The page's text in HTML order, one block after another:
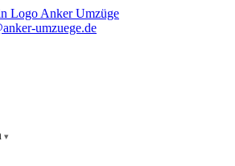
Anker Umzüge
umzuege.de